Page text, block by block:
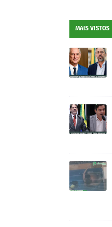
MAIS VISTOS